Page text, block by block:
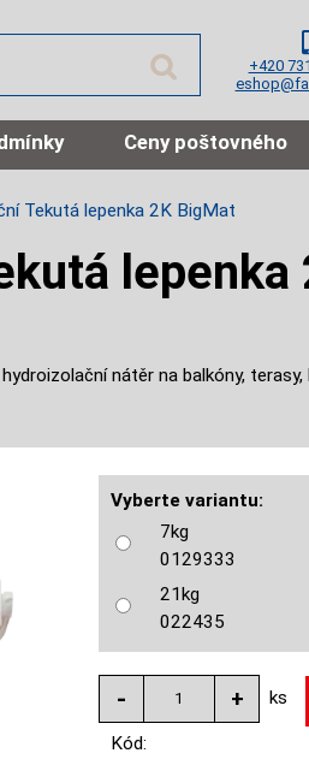
+420
Ceny poštovného
Tekutá lepenka 2K BigMat
lepenka
nátěr na balkóny,
Vyberte variantu:
7kg
0129333
21kg
022435
ks
Kód: